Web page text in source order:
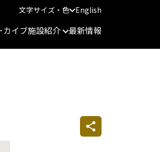
文字サイズ・色 English
カイブ施設紹介 最新情報